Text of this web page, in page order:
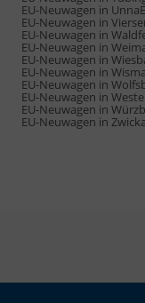
EU-Neuwagen in Unna
EU-Neuwagen in
EU-Neuwagen in
EU-Neuwagen in
EU-Neuwagen in
EU-Neuwagen in
EU-Neuwagen in
EU-Neuwagen in
EU-Neuwagen in
EU-Neuwagen in